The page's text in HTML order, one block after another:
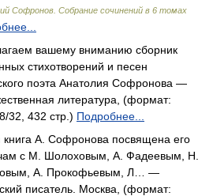
Софронов. Собрание сочинений в 6 томах
вашему вниманию сборник
стихотворений и песен
поэта Анатолия Софронова —
литература, (формат:
32, 432 стр.) Подробнее...
книга А. Софронова посвящена его
с М. Шолоховым, А. Фадеевым, Н.
А. Прокофьевым, Л… —
писатель. Москва, (формат: